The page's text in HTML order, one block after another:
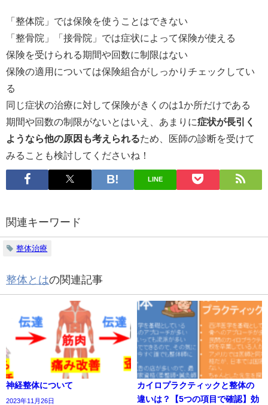
「整体院」では保険を使うことはできない
「整骨院」「接骨院」では症状によって保険が使える
保険を受けられる期間や回数に制限はない
保険の適用については保険組合がしっかりチェックしてい
る
同じ症状の治療に対して保険がきくのは1か所だけである
期間や回数の制限がないとはいえ、あまりに症状が長引く
ようなら他の原因も考えられるため、医師の診断を受けて
みることも検討してくださいね！
LINE
関連キーワード
整体治療
整体とはの関連記事
神経整体について
2023年11月26日
カイロプラクティックと整体の
違いは？【5つの項目で確認】効